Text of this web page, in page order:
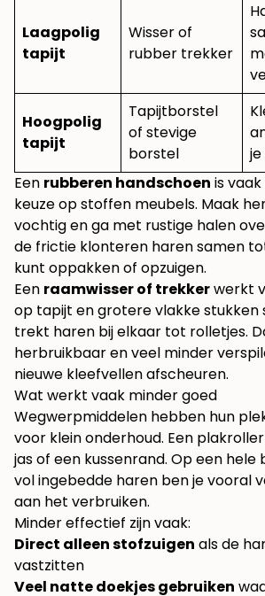
Laagpolig
tapijt
Wisser of
rubber trekker
Hoogpolig
tapijt
Tapijtborstel
of stevige
borstel
Een rubberen handschoen is
keuze op stoffen meubels. Maak
vochtig en ga met rustige halen
de frictie klonteren haren samen
kunt oppakken of opzuigen.
Een raamwisser of trekkerwerkt
op tapijt en grotere vlakke stukken
trekt haren bij elkaar tot rolletjes.
herbruikbaar en veel minder
nieuwe kleefvellen afscheuren.
Wat werkt vaak minder goed
Wegwerpmiddelen hebben hun
voor klein onderhoud. Een
jas of een kussenrand. Op een
vol ingebedde haren ben je vooral
aan het verbruiken.
Minder effectief zijn vaak:
Direct alleen stofzuigen als de
vastzitten
Veel natte doekjes gebruiken